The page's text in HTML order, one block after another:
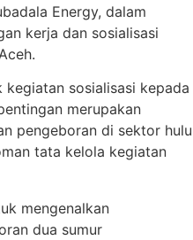
Energy, dalam
kerja dan sosialisasi
sosialisasi kepada
merupakan
pengeboran di sektor hulu
tata kelola kegiatan
mengenalkan
dua sumur